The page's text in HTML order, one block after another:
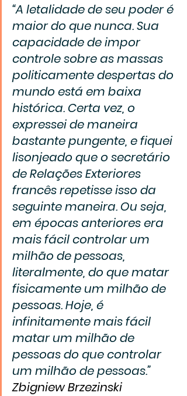
“A letalidade de seu poder é
maior do que nunca. Sua
capacidade de impor
controle sobre as massas
politicamente despertas do
mundo está em baixa
histórica. Certa vez, o
expressei de maneira
bastante pungente, e fiquei
lisonjeado que o secretário
de Relações Exteriores
francês repetisse isso da
seguinte maneira. Ou seja,
em épocas anteriores era
mais fácil controlar um
milhão de pessoas,
literalmente, do que matar
fisicamente um milhão de
pessoas. Hoje, é
infinitamente mais fácil
matar um milhão de
pessoas do que controlar
um milhão de pessoas.”
Zbigniew Brzezinski